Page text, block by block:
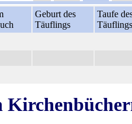
Geburt des
Täuflings
Taufe
Täuflings